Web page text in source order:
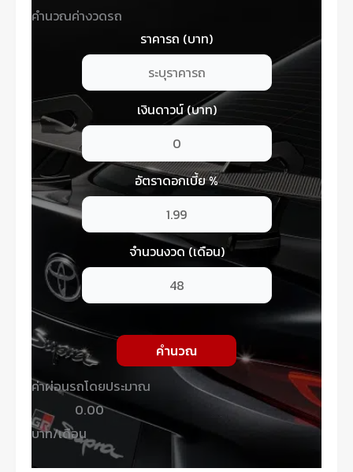
คำนวณค่างวดรถ
ราคารถ (บาท)
เงินดาวน์ (บาท)
อัตราดอกเบี้ย %
จำนวนงวด (เดือน)
คำนวณ
ค่าผ่อนรถโดยประมาณ
0.00
บาท/เดือน